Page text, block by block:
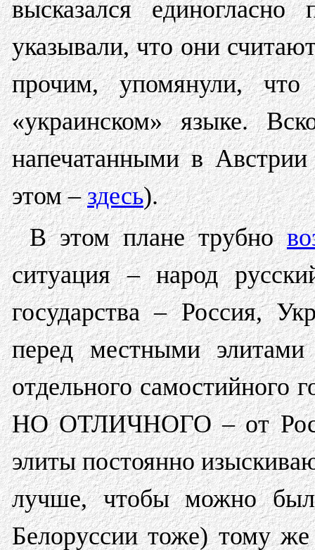
высказался
указывали, что они
прочим, упомянули,
«украинском» языке.
напечатанными в
этом –здесь).
В этом плане трубно
ситуация – народ
государства – Россия,
перед местными элитами
отдельного самостийного
НО ОТЛИЧНОГО – от
элиты постоянно
лучше, чтобы можно
Белоруссии тоже) тому